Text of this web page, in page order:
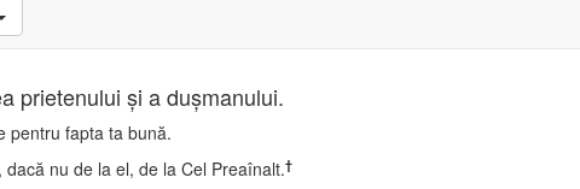
prietenului şi a duşmanului.
pentru fapta ta bună.
nu de la el, de la Cel Preaînalt.†